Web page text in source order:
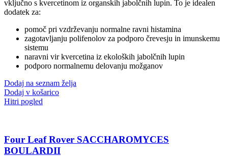
vključno s kvercetinom iz organskih jabolčnih lupin. To je idealen
dodatek za:
pomoč pri vzdrževanju normalne ravni histamina
zagotavljanju polifenolov za podporo črevesju in imunskemu
sistemu
naravni vir kvercetina iz ekoloških jabolčnih lupin
podporo normalnemu delovanju možganov
Dodaj na seznam želja
Dodaj v košarico
Hitri pogled
Four Leaf Rover SACCHAROMYCES
BOULARDII